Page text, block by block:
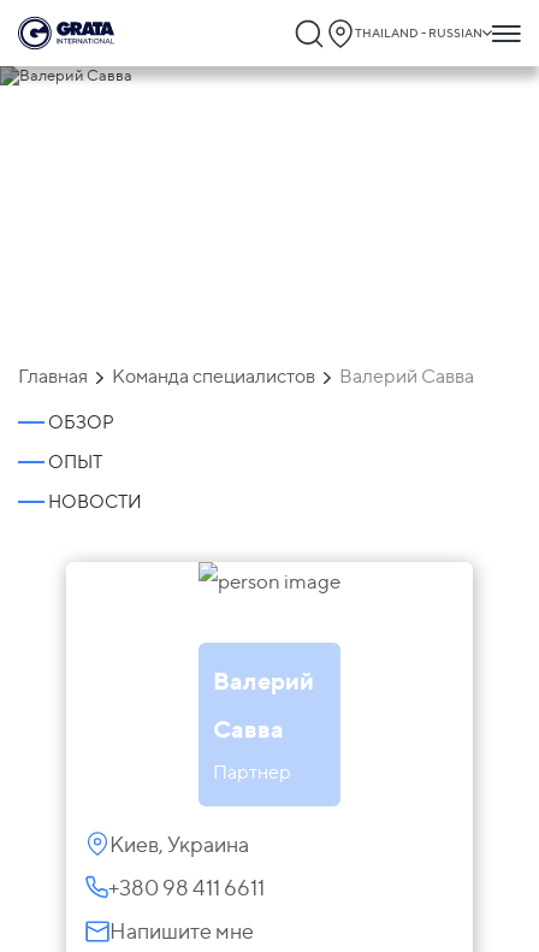
THAILAND - RUSSIAN
Главная Команда специалистов Валерий Савва
ОБЗОР
ОПЫТ
НОВОСТИ
Валерий
Савва
Партнер
Киев, Украина
+380 98 411 6611
Напишите мне